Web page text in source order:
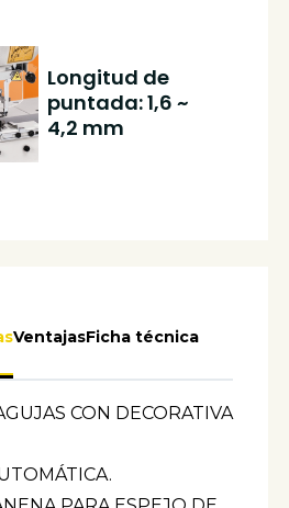
Longitud de
puntada: 1,6 ~
4,2 mm
VentajasFicha técnica
CON DECORATIVA